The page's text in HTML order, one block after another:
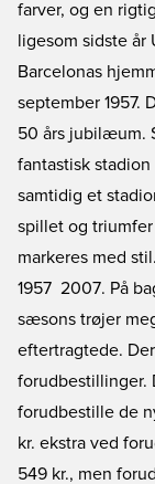
farver, og en
ligesom sidste
Barcelonas
september 1957.
50 års jubilæum.
fantastisk
samtidig et
spillet og triumfer
markeres med
1957  2007.
sæsons trøjer
eftertragtede.
forudbestillinger.
forudbestille de
kr. ekstra ved
549 kr., men